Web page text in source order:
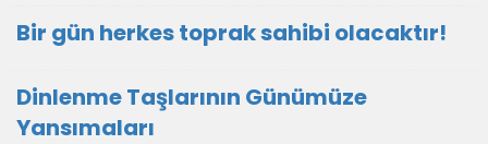
Bir gün herkes toprak sahibi olacaktır!
Dinlenme Taşlarının Günümüze
Yansımaları